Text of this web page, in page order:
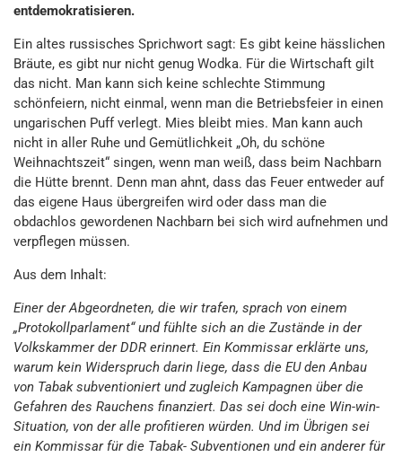
entdemokratisieren.
Ein altes russisches Sprichwort sagt: Es gibt keine hässlichen
Bräute, es gibt nur nicht genug Wodka. Für die Wirtschaft gilt
das nicht. Man kann sich keine schlechte Stimmung
schönfeiern, nicht einmal, wenn man die Betriebsfeier in einen
ungarischen Puff verlegt. Mies bleibt mies. Man kann auch
nicht in aller Ruhe und Gemütlichkeit „Oh, du schöne
Weihnachtszeit“ singen, wenn man weiß, dass beim Nachbarn
die Hütte brennt. Denn man ahnt, dass das Feuer entweder auf
das eigene Haus übergreifen wird oder dass man die
obdachlos gewordenen Nachbarn bei sich wird aufnehmen und
verpflegen müssen.
Aus dem Inhalt:
Einer der Abgeordneten, die wir trafen, sprach von einem
„Protokollparlament“ und fühlte sich an die Zustände in der
Volkskammer der DDR erinnert. Ein Kommissar erklärte uns,
warum kein Widerspruch darin liege, dass die EU den Anbau
von Tabak subventioniert und zugleich Kampagnen über die
Gefahren des Rauchens finanziert. Das sei doch eine Win-win-
Situation, von der alle profitieren würden. Und im Übrigen sei
ein Kommissar für die Tabak- Subventionen und ein anderer für